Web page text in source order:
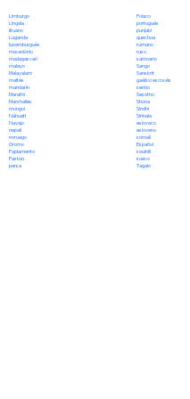
Limburgo
Lingala
lituano
Luganda
luxemburgués
macedónio
madagascarí
malayo
Malayalam
maltés
mandarín
Marathi
Marshallés
mongol
Náhuatl
Navajo
nepalí
noruego
Oromo
Papiamento
Pastún
persa
Polaco
portugués
punjabi
quechua
rumano
ruso
samoano
Sango
Sanskrit
gaélico escocés
serbio
Sesotho
Shona
Sindhi
Sinhala
eslovaco
esloveno
somalí
Español
swahili
sueco
Tagalo